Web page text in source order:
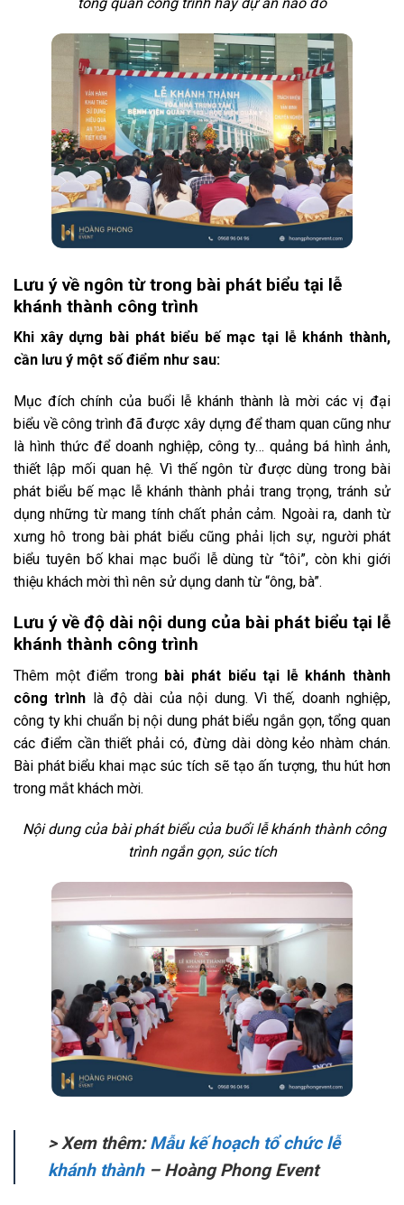
tổng quan công trình hay dự án nào đó
Lưu ý về ngôn từ trong bài phát biểu tại lễ
khánh thành công trình
Khi xây dựng bài phát biểu bế mạc tại lễ khánh thành,
cần lưu ý một số điểm như sau:
Mục đích chính của buổi lễ khánh thành là mời các vị đại
biểu về công trình đã được xây dựng để tham quan cũng như
là hình thức để doanh nghiệp, công ty… quảng bá hình ảnh,
thiết lập mối quan hệ. Vì thế ngôn từ được dùng trong bài
phát biểu bế mạc lễ khánh thành phải trang trọng, tránh sử
dụng những từ mang tính chất phản cảm. Ngoài ra, danh từ
xưng hô trong bài phát biểu cũng phải lịch sự, người phát
biểu tuyên bố khai mạc buổi lễ dùng từ “tôi”, còn khi giới
thiệu khách mời thì nên sử dụng danh từ “ông, bà”.
Lưu ý về độ dài nội dung của bài phát biểu tại lễ
khánh thành công trình
Thêm một điểm trong bài phát biểu tại lễ khánh thành
công trình là độ dài của nội dung. Vì thế, doanh nghiệp,
công ty khi chuẩn bị nội dung phát biểu ngắn gọn, tổng quan
các điểm cần thiết phải có, đừng dài dòng kẻo nhàm chán.
Bài phát biểu khai mạc súc tích sẽ tạo ấn tượng, thu hút hơn
trong mắt khách mời.
Nội dung của bài phát biểu của buổi lễ khánh thành công
trình ngắn gọn, súc tích
> Xem thêm:Mẫu kế hoạch tổ chức lễ
khánh thành– Hoàng Phong Event